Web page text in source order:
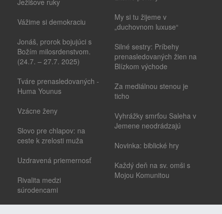
Ježišove ruky
Vážime si demokraciu
Jonáš, prorok bojujúci s
Božím milosrdenstvom.
(24.7. – 27.7. 2025)
Tváre prenasledovaných -
Huma Younus
Vzácne ženy
Slovo pre chlapov: na
ceste k zrelosti muža
Uzdravená priemernosť
Rivalita medzi
súrodencami
My si tu žijeme v
„duchovnom luxuse“
Silné sestry: Príbehy
prenasledovaných žien na
Blízkom východe
Za mediálnou stenou je
ticho
Vyhrážky smrťou Saleha v
Jemene neodrádzajú
Novinka: biblické hry
Každý deň na sv. omši s
Mojou Komunitou